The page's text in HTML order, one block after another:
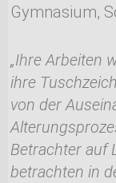
Gymnasium,
„Ihre Arbeiten
ihre
von der
Betrachter auf
betrachten in